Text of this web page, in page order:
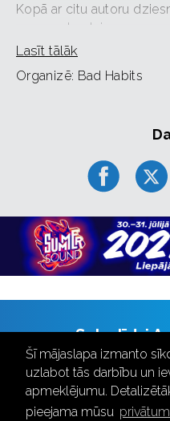
Šī mājaslapa izmanto
uzlabot tās darbību un
apmeklējumu.
pieejama mūsu
Kopā ar citu autoru
savas autordziesmas.
Lasīt tālāk
Organizē: Bad Habits
Seko līdzi